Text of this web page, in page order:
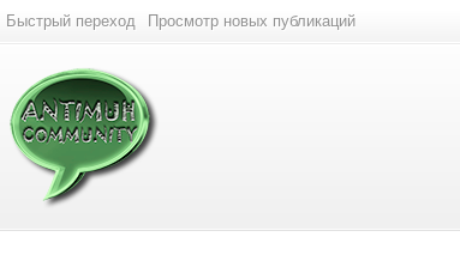
Быстрый переход Просмотр новых публикаций